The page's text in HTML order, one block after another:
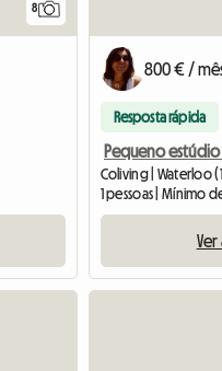
8
800 € /
Resposta rápida
Coliving | Waterloo
1 pessoas | Mínimo
Ver